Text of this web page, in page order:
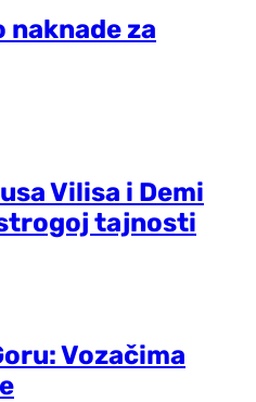
naknade za
Vilisa i Demi
tajnosti
Vozačima